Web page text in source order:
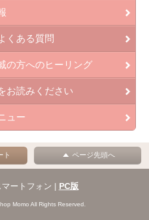
くある質問
の方へのヒーリング
お読みください
ュー
ト ページ先頭へ
ートフォン | PC版
Momo All Rights Reserved.